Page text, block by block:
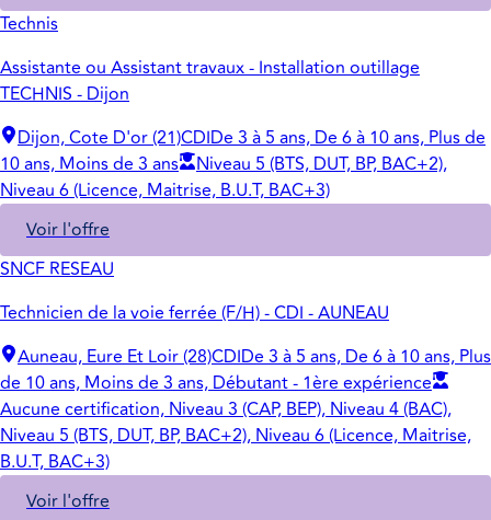
Technis
Assistante ou Assistant travaux - Installation outillage
TECHNIS - Dijon
Dijon, Cote D'or (21)CDIDe 3 à 5 ans, De 6 à 10 ans, Plus de
10 ans, Moins de 3 ans
Niveau 5 (BTS, DUT, BP, BAC+2),
Niveau 6 (Licence, Maitrise, B.U.T, BAC+3)
Voir l'offre
SNCF RESEAU
Technicien de la voie ferrée (F/H) - CDI - AUNEAU
Auneau, Eure Et Loir (28)CDIDe 3 à 5 ans, De 6 à 10 ans, Plus
de 10 ans, Moins de 3 ans, Débutant - 1ère expérience
Aucune certification, Niveau 3 (CAP, BEP), Niveau 4 (BAC),
Niveau 5 (BTS, DUT, BP, BAC+2), Niveau 6 (Licence, Maitrise,
B.U.T, BAC+3)
Voir l'offre